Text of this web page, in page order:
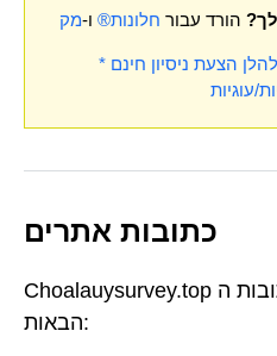
הורד עבור חלונות® ו-
עוגיות
כתובות אתרים
Choalauysurvey.top עשוי לקרוא לכתובות ה-URL
הבאות: